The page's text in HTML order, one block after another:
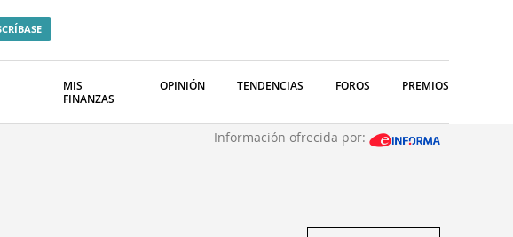
MIS
FINANZAS
OPINIÓN TENDENCIAS FOROS PREMIOS
Información ofrecida por: